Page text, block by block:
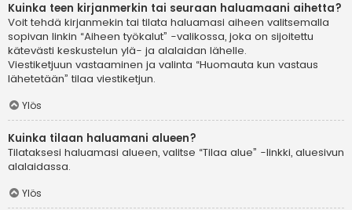
Kuinka teen kirjanmerkin tai seuraan haluamaani aihetta?
Voit tehdä kirjanmekin tai tilata haluamasi aiheen valitsemalla
sopivan linkin “Aiheen työkalut” -valikossa, joka on sijoitettu
kätevästi keskustelun ylä- ja alalaidan lähelle.
Viestiketjuun vastaaminen ja valinta “Huomauta kun vastaus
lähetetään” tilaa viestiketjun.
Ylös
Kuinka tilaan haluamani alueen?
Tilataksesi haluamasi alueen, valitse “Tilaa alue” -linkki, aluesivun
alalaidassa.
Ylös